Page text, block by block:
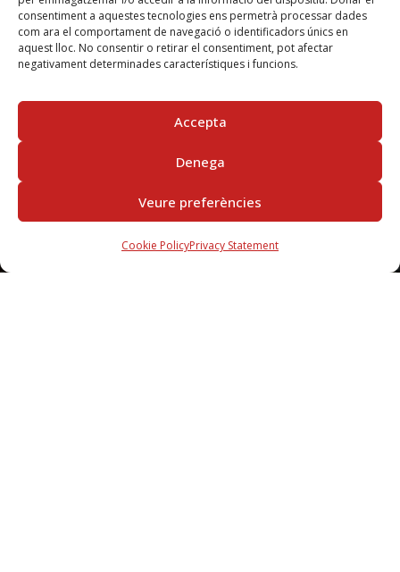
consentiment a aquestes tecnologies ens permetrà processar dades
com ara el comportament de navegació o identificadors únics en
aquest lloc. No consentir o retirar el consentiment, pot afectar
negativament determinades característiques i funcions.
Accepta
Denega
Veure preferències
Cookie PolicyPrivacy Statement